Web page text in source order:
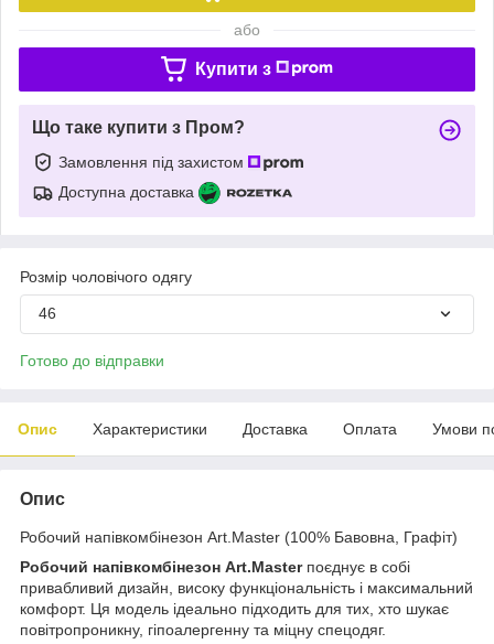
або
Купити з
Що таке купити з Пром?
Замовлення під захистом
Доступна доставка
Розмір чоловічого одягу
46
Готово до відправки
Опис Характеристики Доставка Оплата Умови
Опис
Робочий напівкомбінезон Art.Master (100% Бавовна, Графіт)
Робочий напівкомбінезон Art.Masterпоєднує в собі
привабливий дизайн, високу функціональність і максимальний
комфорт. Ця модель ідеально підходить для тих, хто шукає
повітропроникну, гіпоалергенну та міцну спецодяг.